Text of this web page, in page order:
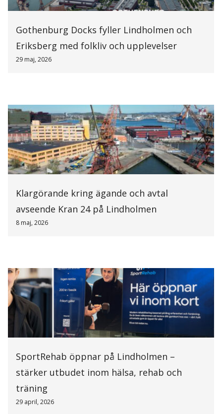
Gothenburg Docks fyller Lindholmen och
Eriksberg med folkliv och upplevelser
29 maj, 2026
Klargörande kring ägande och avtal
avseende Kran 24 på Lindholmen
8 maj, 2026
SportRehab öppnar på Lindholmen –
stärker utbudet inom hälsa, rehab och
träning
29 april, 2026